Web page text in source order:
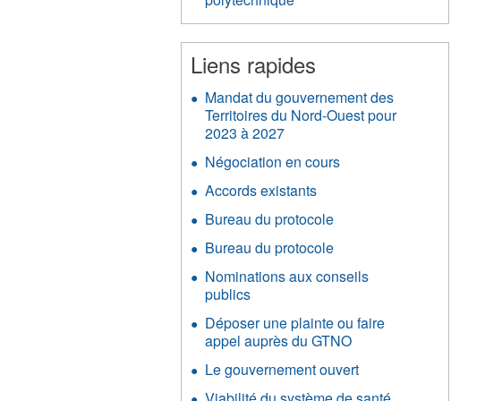
Liens rapides
Mandat du gouvernement des
Territoires du Nord-Ouest pour
2023 à 2027
Négociation en cours
Accords existants
Bureau du protocole
Bureau du protocole
Nominations aux conseils
publics
Déposer une plainte ou faire
appel auprès du GTNO
Le gouvernement ouvert